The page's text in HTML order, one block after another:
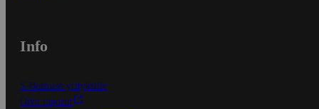
Info
S-Business yrityksille
Oiva-raportit